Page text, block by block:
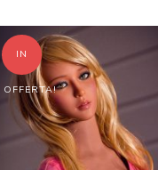
più
varianti.
Le
opzioni
IN
OFFERTA!